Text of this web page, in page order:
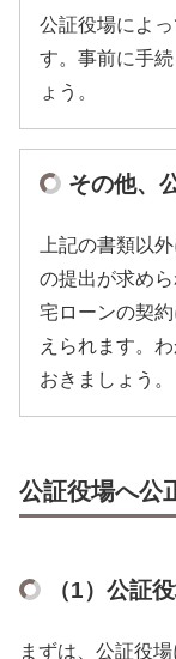
公証役場によ
す。事前に手
ょう。
その他、
上記の書類以
の提出が求め
宅ローンの契
えられます。
おきましょう。
公証役場へ公
（1）公証
まずは、公証役